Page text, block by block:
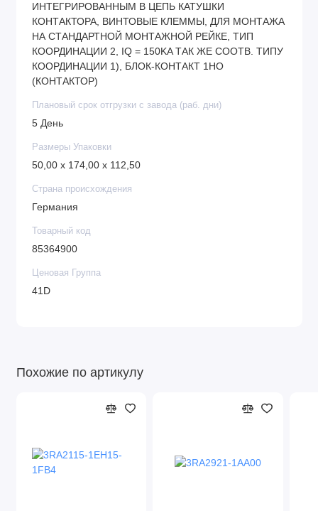
ИНТЕГРИРОВАННЫМ В ЦЕПЬ КАТУШКИ
КОНТАКТОРА, ВИНТОВЫЕ КЛЕММЫ, ДЛЯ МОНТАЖА
НА СТАНДАРТНОЙ МОНТАЖНОЙ РЕЙКЕ, ТИП
КООРДИНАЦИИ 2, IQ = 150KA ТАК ЖЕ СООТВ. ТИПУ
КООРДИНАЦИИ 1), БЛОК-КОНТАКТ 1НО
(КОНТАКТОР)
Плановый срок отгрузки с завода (раб. дни)
5 День
Размеры Упаковки
50,00 x 174,00 x 112,50
Страна происхождения
Германия
Товарный код
85364900
Ценовая Группа
41D
Похожие по артикулу